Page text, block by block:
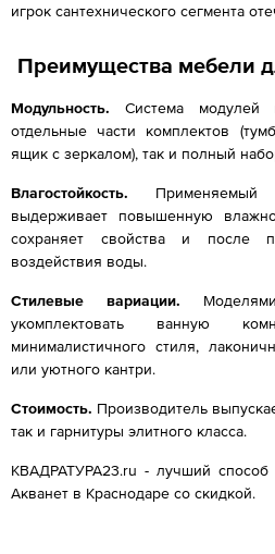
игрок сантехнического сегмента
Преимущества мебели
Модульность. Система модулей
отдельные части комплектов
ящик с зеркалом), так и полный
Влагостойкость. Применяемый
выдерживает повышенную
сохраняет свойства и после
воздействия воды.
Стилевые вариации.
укомплектовать ванную
минималистичного стиля,
или уютного кантри.
Стоимость. Производитель
так и гарнитуры элитного класса.
КВАДРАТУРА23.ru - лучший способ
Акванет в Краснодаре со скидкой.